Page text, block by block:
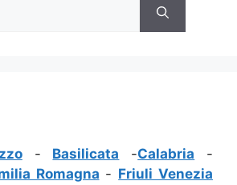
- Basilicata -Calabria -
Romagna - Friuli Venezia